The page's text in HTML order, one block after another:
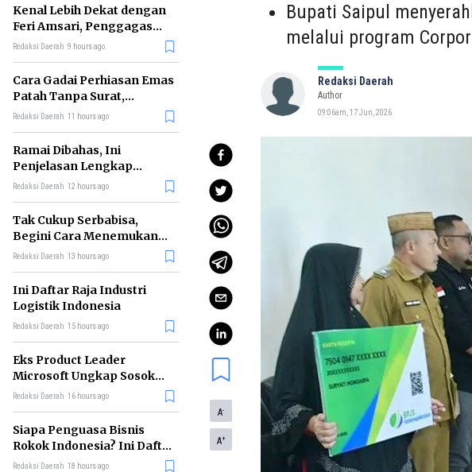
Kenal Lebih Dekat dengan
Feri Amsari, Penggagas
Kabinet Bayangan
Redaksi Daerah 9 hours ago
Cara Gadai Perhiasan Emas
Patah Tanpa Surat,
Ternyata Tetap Bisa!
Redaksi Daerah 11 hours ago
Ramai Dibahas, Ini
Penjelasan Lengkap
tentang Konsep Kabinet
Redaksi Daerah 12 hours ago
Tak Cukup Serbabisa,
Begini Cara Menemukan
'Spike' agar CV Dilirik HR
Redaksi Daerah 13 hours ago
Ini Daftar Raja Industri
Logistik Indonesia
Redaksi Daerah 15 hours ago
Eks Product Leader
Microsoft Ungkap Sosok
yang Paling Cocok
Redaksi Daerah 16 hours ago
Siapa Penguasa Bisnis
Rokok Indonesia? Ini Daftar
Perusahaan Terbesarnya
Redaksi Daerah 18 hours ago
Bupati Saipul
melalui program
Redaksi Daerah
Author
09:06am, 17 Jun, 2026
A-
A+